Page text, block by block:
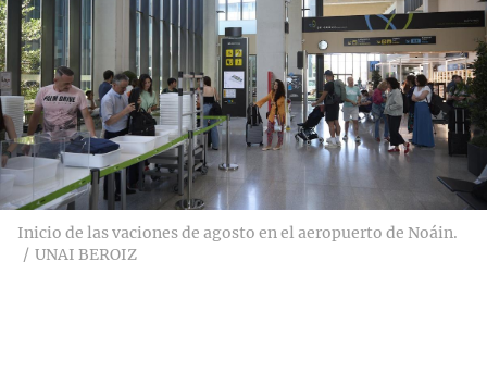
Inicio de las vaciones de agosto en el aeropuerto de Noáin.
UNAI BEROIZ